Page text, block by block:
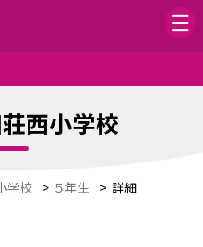
西小学校
学校 > ５年生 > 詳細